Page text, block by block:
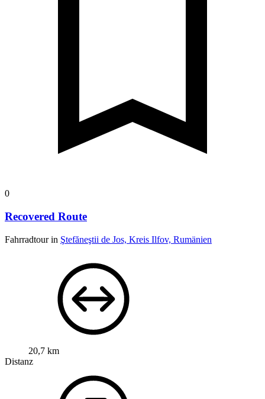
0
Recovered Route
Fahrradtour in Ştefăneştii de Jos, Kreis Ilfov, Rumänien
20,7 km
Distanz